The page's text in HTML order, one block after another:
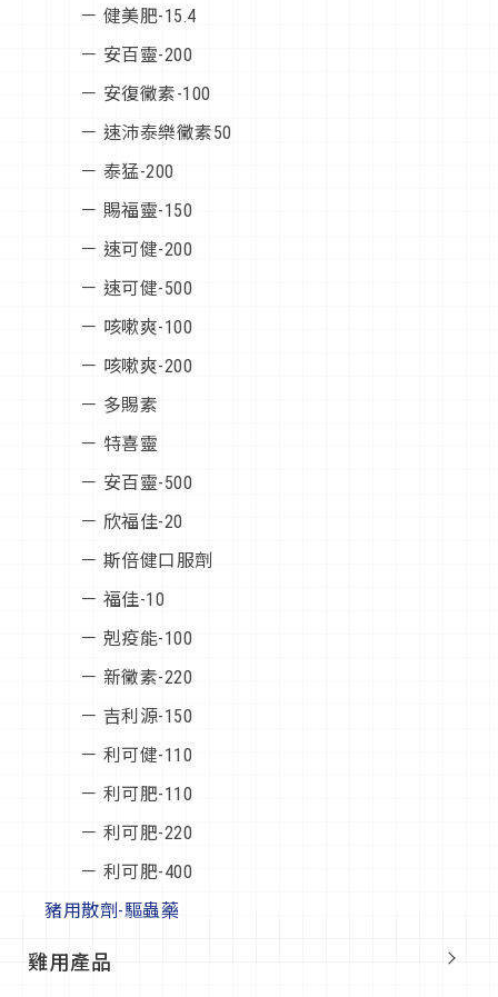
－ 健美肥-15.4
－ 安百靈-200
－ 安復黴素-100
－ 速沛泰樂黴素50
－ 泰猛-200
－ 賜福靈-150
－ 速可健-200
－ 速可健-500
－ 咳嗽爽-100
－ 咳嗽爽-200
－ 多賜素
－ 特喜靈
－ 安百靈-500
－ 欣福佳-20
－ 斯倍健口服劑
－ 福佳-10
－ 剋疫能-100
－ 新黴素-220
－ 吉利源-150
－ 利可健-110
－ 利可肥-110
－ 利可肥-220
－ 利可肥-400
豬用散劑-驅蟲藥
雞用產品